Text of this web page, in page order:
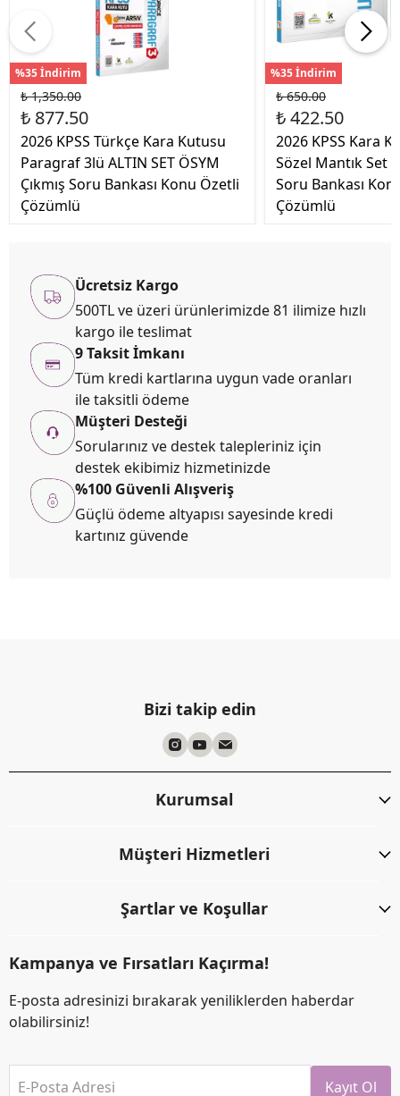
%35 İndirim
₺ 1,350.00
₺ 877.50
2026 KPSS Türkçe Kara Kutusu
Paragraf 3lü ALTIN SET ÖSYM
Çıkmış Soru Bankası Konu Özetli
Çözümlü
%35 İndirim
₺ 650.00
₺ 422.50
2026 KPSS Kara
Sözel Mantık Set
Soru Bankası
Çözümlü
Ücretsiz Kargo
500TL ve üzeri ürünlerimizde 81 ilimize hızlı
kargo ile teslimat
9 Taksit İmkanı
Tüm kredi kartlarına uygun vade oranları
ile taksitli ödeme
Müşteri Desteği
Sorularınız ve destek talepleriniz için
destek ekibimiz hizmetinizde
%100 Güvenli Alışveriş
Güçlü ödeme altyapısı sayesinde kredi
kartınız güvende
Bizi takip edin
Kurumsal
Müşteri Hizmetleri
Şartlar ve Koşullar
Kampanya ve Fırsatları Kaçırma!
E-posta adresinizi bırakarak yeniliklerden haberdar
olabilirsiniz!
E-Posta Adresi Kayıt Ol